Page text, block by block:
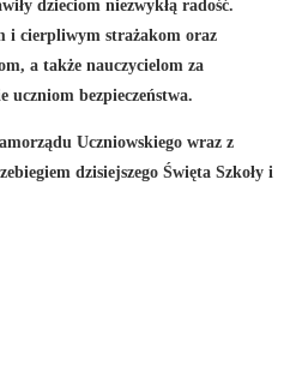
dzieciom niezwykłą radość.
i cierpliwym strażakom oraz
a także nauczycielom za
uczniom bezpieczeństwa.
Uczniowskiego wraz z
dzisiejszego Święta Szkoły i